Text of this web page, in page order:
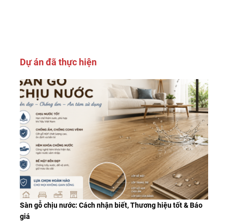
Dự án đã thực hiện
Sàn gỗ chịu nước: Cách nhận biết, Thương hiệu tốt & Báo
giá